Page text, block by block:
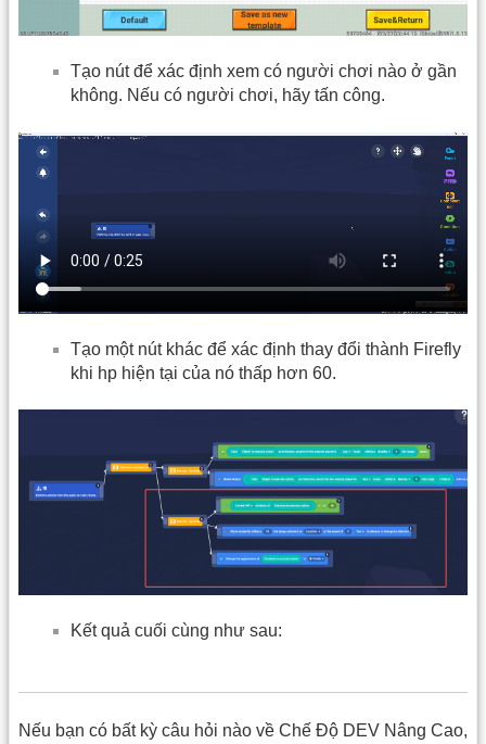
Tạo nút để xác định xem có người chơi nào ở gần
không. Nếu có người chơi, hãy tấn công.
Tạo một nút khác để xác định thay đổi thành Firefly
khi hp hiện tại của nó thấp hơn 60.
Kết quả cuối cùng như sau:
Nếu bạn có bất kỳ câu hỏi nào về Chế Độ DEV Nâng Cao,